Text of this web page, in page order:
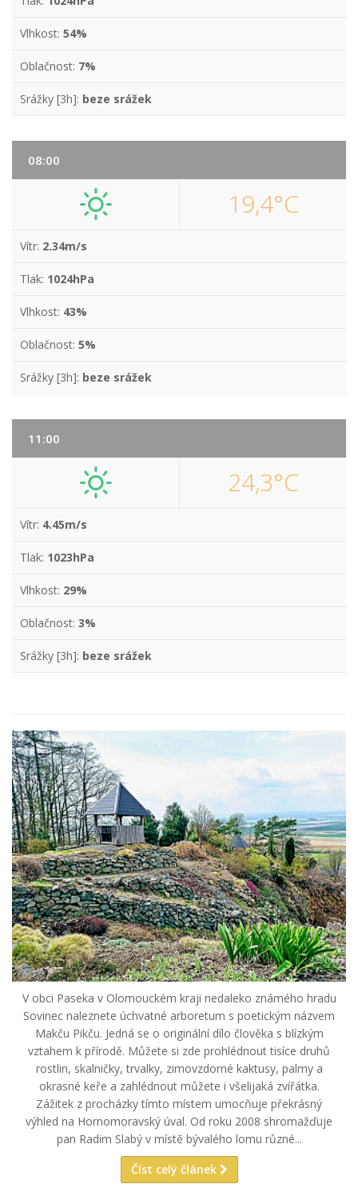
Vlhkost: 54%
Oblačnost: 7%
Srážky [3h]: beze srážek
08:00
19,4°C
Vítr: 2.34m/s
Tlak: 1024hPa
Vlhkost: 43%
Oblačnost: 5%
Srážky [3h]: beze srážek
11:00
24,3°C
Vítr: 4.45m/s
Tlak: 1023hPa
Vlhkost: 29%
Oblačnost: 3%
Srážky [3h]: beze srážek
V obci Paseka v Olomouckém kraji nedaleko známého hradu
Sovinec naleznete úchvatné arboretum s poetickým názvem
Makču Pikču. Jedná se o originální dílo člověka s blízkým
vztahem k přírodě. Můžete si zde prohlédnout tisíce druhů
rostlin, skalničky, trvalky, zimovzdorné kaktusy, palmy a
okrasné keře a zahlédnout můžete i všelijaká zvířátka.
Zážitek z procházky tímto místem umocňuje překrásný
výhled na Hornomoravský úval. Od roku 2008 shromažďuje
pan Radim Slabý v místě bývalého lomu různé...
Číst celý článek